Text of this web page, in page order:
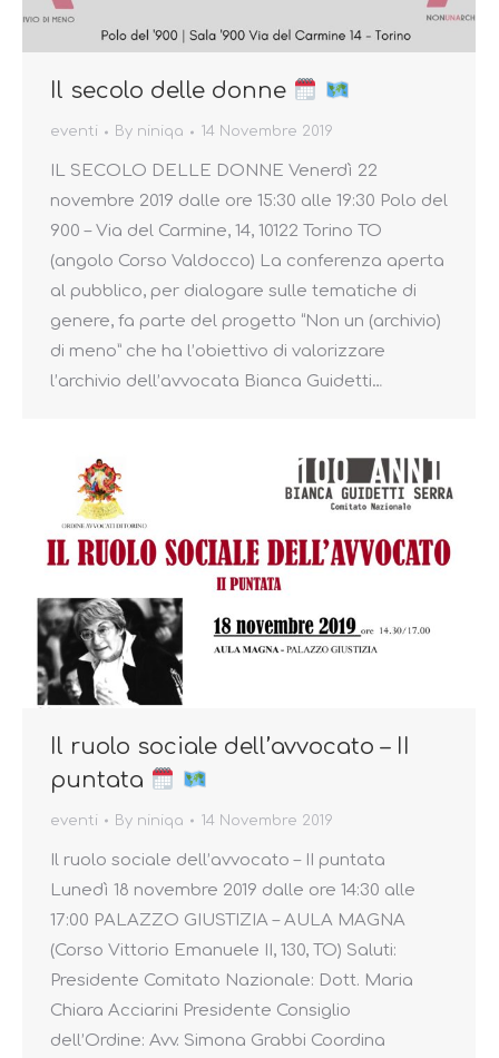
Il secolo delle donne
eventi By niniqa 14 Novembre 2019
IL SECOLO DELLE DONNE Venerdì 22
novembre 2019 dalle ore 15:30 alle 19:30 Polo del
900 – Via del Carmine, 14, 10122 Torino TO
(angolo Corso Valdocco) La conferenza aperta
al pubblico, per dialogare sulle tematiche di
genere, fa parte del progetto “Non un (archivio)
di meno” che ha l’obiettivo di valorizzare
l’archivio dell’avvocata Bianca Guidetti…
Il ruolo sociale dell’avvocato – II
puntata
eventi By niniqa 14 Novembre 2019
Il ruolo sociale dell’avvocato – II puntata
Lunedì 18 novembre 2019 dalle ore 14:30 alle
17:00 PALAZZO GIUSTIZIA – AULA MAGNA
(Corso Vittorio Emanuele II, 130, TO) Saluti:
Presidente Comitato Nazionale: Dott. Maria
Chiara Acciarini Presidente Consiglio
dell’Ordine: Avv. Simona Grabbi Coordina